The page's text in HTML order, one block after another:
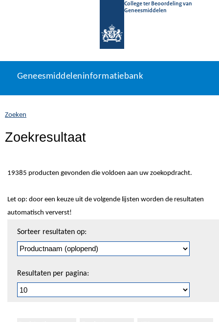
College ter Beoordeling van
Geneesmiddelen
naar
Geneesmiddeleninformatiebank
U
zich
hier:
Geneesmiddeleninformatiebank
Zoeken
Zoekresultaat
19385 producten gevonden die voldoen aan uw zoekopdracht.
Let op: door een keuze uit de volgende lijsten worden de resultaten
automatisch ververst!
pagineren
Sorteer resultaten op:
Resultaten per pagina: